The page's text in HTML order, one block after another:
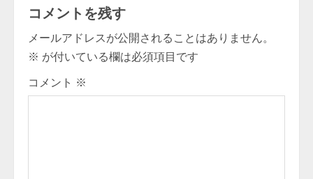
n
u
e
コメントを残す
メールアドレスが公開されることはありません。
※ が付いている欄は必須項目です
コメント ※